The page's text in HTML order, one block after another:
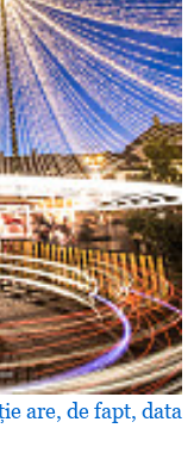
are, de fapt, data